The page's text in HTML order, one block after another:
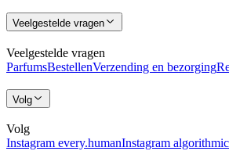
Veelgestelde vragen
Veelgestelde vragen
ParfumsBestellenVerzending en bezorging
Volg
Volg
Instagram every.humanInstagram